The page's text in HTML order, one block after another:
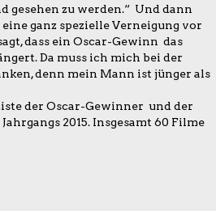
gesehen zu werden.“ Und dann
ganz spezielle Verneigung vor
dass ein Oscar-Gewinn das
Da muss ich mich bei der
denn mein Mann ist jünger als
der Oscar-Gewinner und der
2015. Insgesamt 60 Filme